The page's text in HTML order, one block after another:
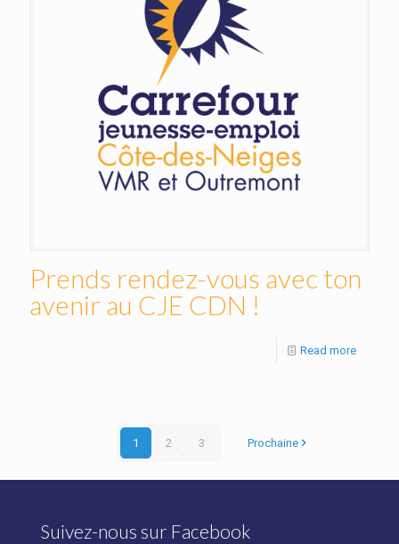
Prends rendez-vous avec ton
avenir au CJE CDN !
Read more
1 2 3 Prochaine
Suivez-nous sur Facebook